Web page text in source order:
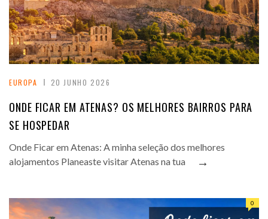
EUROPA 20 JUNHO 2026
ONDE FICAR EM ATENAS? OS MELHORES BAIRROS PARA
SE HOSPEDAR
Onde Ficar em Atenas: A minha seleção dos melhores
alojamentos Planeaste visitar Atenas na tua
→
0